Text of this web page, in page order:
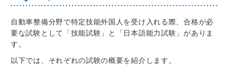
自動車整備分野で特定技能外国人を受け入れる際、合格が必
要な試験として「技能試験」と「日本語能力試験」がありま
す。
以下では、それぞれの試験の概要を紹介します。